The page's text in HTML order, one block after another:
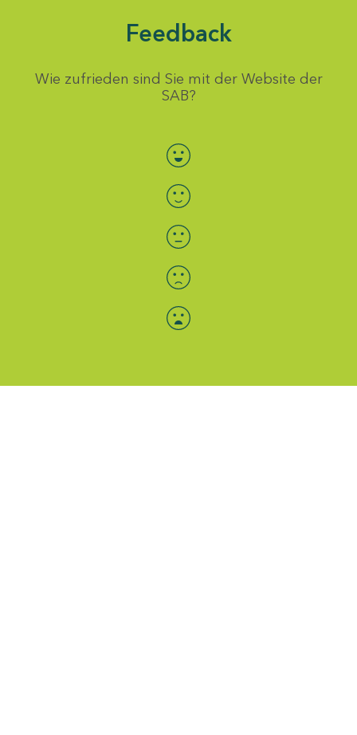
Feedback
Wie zufrieden sind Sie mit der Website der
SAB?
Bewertung auswählen